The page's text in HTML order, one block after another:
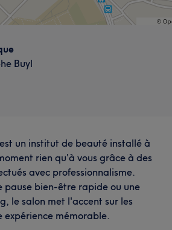
Buyl
un institut de beauté installé à
rien qu'à vous grâce à des
avec professionnalisme.
pause bien-être rapide ou une
le salon met l'accent sur les
expérience mémorable.